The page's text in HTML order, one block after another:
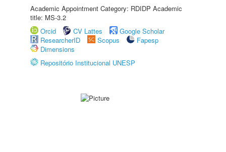
Academic Appointment Category: RDIDP Academic
title: MS-3.2
Orcid
CV Lattes
Google Scholar
ResearcherID
Scopus
Fapesp
Dimensions
Repositório Institucional UNESP